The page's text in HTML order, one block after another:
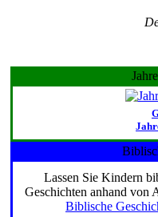
Lassen Sie Kindern
Geschichten anhand von
Biblische